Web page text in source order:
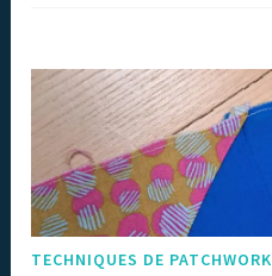
TECHNIQUES DE PATCHWORK